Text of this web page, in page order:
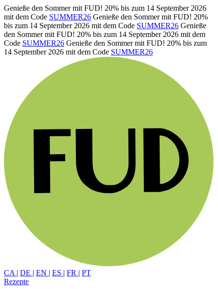
Genieße den Sommer mit FUD! 20% bis zum 14 September 2026
mit dem Code SUMMER26 Genieße den Sommer mit FUD! 20%
bis zum 14 September 2026 mit dem Code SUMMER26 Genieße
den Sommer mit FUD! 20% bis zum 14 September 2026 mit dem
Code SUMMER26 Genieße den Sommer mit FUD! 20% bis zum
14 September 2026 mit dem Code SUMMER26
CA | DE | EN | ES | FR | PT
Rezepte